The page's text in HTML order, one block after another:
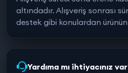
altındadır. Alışveriş sonrası
destek gibi konulardan ürünün
Yardıma mı ihtiyacınız